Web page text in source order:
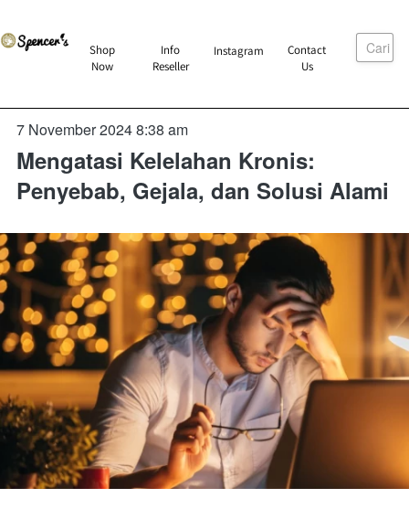
`
Shop
Now
` Info
Reseller
`Instagram `
Contact
Us
Cari
7 November 2024 8:38 am
Mengatasi Kelelahan Kronis:
Penyebab, Gejala, dan Solusi Alami